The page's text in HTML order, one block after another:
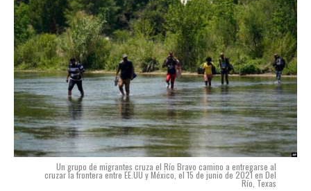
Un grupo de migrantes cruza el Río Bravo camino a entregarse al
cruzar la frontera entre EE.UU y México, el 15 de junio de 2021 en Del
Río, Texas